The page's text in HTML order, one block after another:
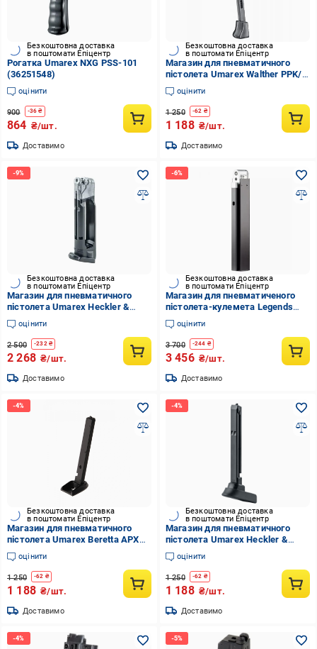
Безкоштовна доставка
в поштомати Епіцентр
Рогатка Umarex NXG PSS-101
(36251548)
оцінити
900 -36 ₴
864 ₴/шт.
Доставимо
Безкоштовна доставка
в поштомати Епіцентр
Магазин для пневматичного
пістолета Umarex Walther PPK/S
4,5 мм 3 од. (stvo1003515)
оцінити
1 250 -62 ₴
1 188 ₴/шт.
Доставимо
Безкоштовна доставка
в поштомати Епіцентр
Магазин для пневматичного
пістолета Umarex Heckler &
Koch VP9 4,5 мм (stvo1003517)
оцінити
2 500 -232₴
2 268 ₴/шт.
Доставимо
Безкоштовна доставка
в поштомати Епіцентр
Магазин для пневматиченого
пістолета-кулемета Legends
M1A1 Legendary калібр 4,5 мм
(stvo1003526)
оцінити
3 700 -244 ₴
3 456 ₴/шт.
Доставимо
Безкоштовна доставка
в поштомати Епіцентр
Магазин для пневматичного
пістолета Umarex Beretta APX
4,5 мм (stvo1003516)
оцінити
1 250 -62 ₴
1 188 ₴/шт.
Доставимо
Безкоштовна доставка
в поштомати Епіцентр
Магазин для пневматичного
пістолета Umarex Heckler &
Koch HK45 4,5 мм (stvo1003513)
оцінити
1 250 -62 ₴
1 188 ₴/шт.
Доставимо